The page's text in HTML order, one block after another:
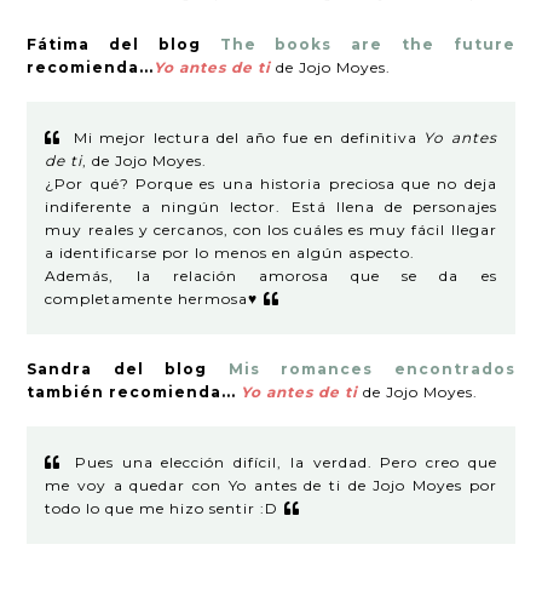
Fátima del blog The books are the future
recomienda... Yo antes de ti de Jojo Moyes.
Mi mejor lectura del año fue en definitiva Yo antes
de ti, de Jojo Moyes.
¿Por qué? Porque es una historia preciosa que no deja
indiferente a ningún lector. Está llena de personajes
muy reales y cercanos, con los cuáles es muy fácil llegar
a identificarse por lo menos en algún aspecto.
Además, la relación amorosa que se da es
completamente hermosa♥
Sandra del blog Mis romances encontrados
también recomienda... Yo antes de ti de Jojo Moyes.
Pues una elección difícil, la verdad. Pero creo que
me voy a quedar con Yo antes de ti de Jojo Moyes por
todo lo que me hizo sentir :D